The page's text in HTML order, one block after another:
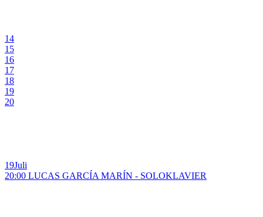
14
15
16
17
18
19
20
19Juli
20:00 LUCAS GARCÍA MARÍN - SOLOKLAVIER